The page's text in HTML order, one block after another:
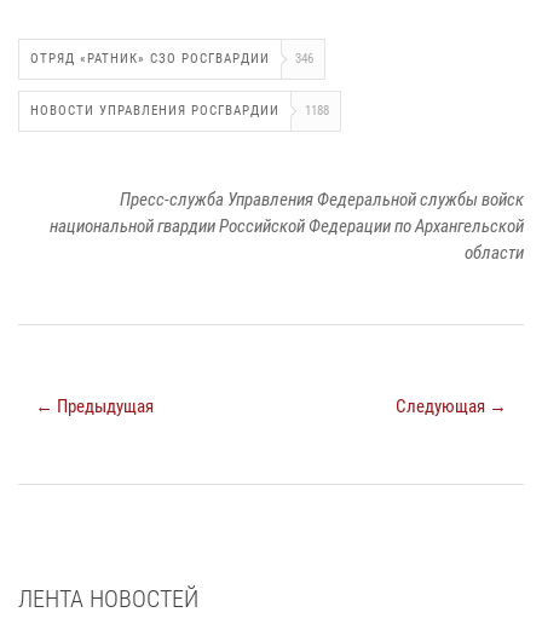
ОТРЯД «РАТНИК» СЗО РОСГВАРДИИ 346
НОВОСТИ УПРАВЛЕНИЯ РОСГВАРДИИ 1188
Пресс-служба Управления Федеральной службы войск
национальной гвардии Российской Федерации по Архангельской
области
← Предыдущая Следующая →
ЛЕНТА НОВОСТЕЙ